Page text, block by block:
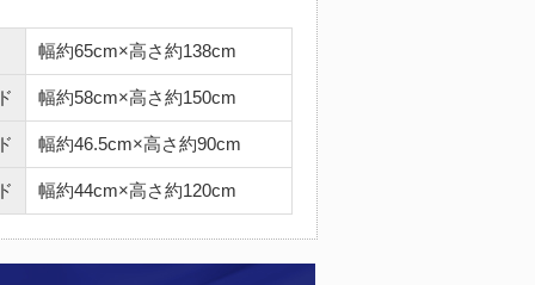
幅約65cm×高さ約138cm
幅約58cm×高さ約150cm
幅約46.5cm×高さ約90cm
幅約44cm×高さ約120cm